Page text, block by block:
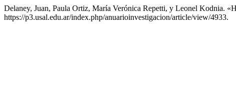
Delaney, Juan, Paula Ortiz, María Verónica Repetti, y Leonel Kodnia.
https://p3.usal.edu.ar/index.php/anuarioinvestigacion/article/view/4933.